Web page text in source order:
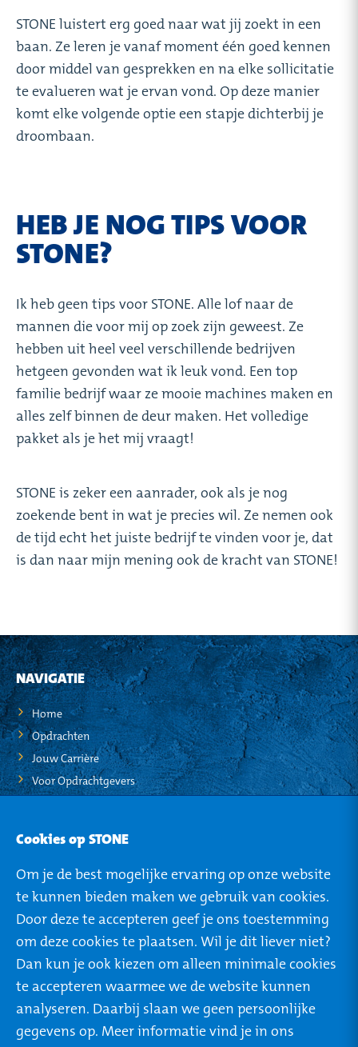
Cookies op STONE
Om je de best mogelijke ervaring op onze website
te kunnen bieden maken we gebruik van cookies.
Door deze te accepteren geef je ons toestemming
om deze cookies te plaatsen. Wil je dit liever niet?
Dan kun je ook kiezen om alleen minimale cookies
te accepteren waarmee we de website kunnen
analyseren. Daarbij slaan we geen persoonlijke
gegevens op. Meer informatie vind je in ons
STONE luistert erg goed naar wat jij zoekt in een
baan. Ze leren je vanaf moment één goed kennen
door middel van gesprekken en na elke sollicitatie
te evalueren wat je ervan vond. Op deze manier
komt elke volgende optie een stapje dichterbij je
droombaan.
HEB JE NOG TIPS VOOR
STONE?
Ik heb geen tips voor STONE. Alle lof naar de
mannen die voor mij op zoek zijn geweest. Ze
hebben uit heel veel verschillende bedrijven
hetgeen gevonden wat ik leuk vond. Een top
familie bedrijf waar ze mooie machines maken en
alles zelf binnen de deur maken. Het volledige
pakket als je het mij vraagt!
STONE is zeker een aanrader, ook als je nog
zoekende bent in wat je precies wil. Ze nemen ook
de tijd echt het juiste bedrijf te vinden voor je, dat
is dan naar mijn mening ook de kracht van STONE!
ROTTERDAM
Rivium Boulevard 46
TILBURG
Ringbaan West 304
NAVIGATIE
Home
Opdrachten
Jouw Carrière
Voor Opdrachtgevers
STO-NEWS
Mijn STONE
Privacy